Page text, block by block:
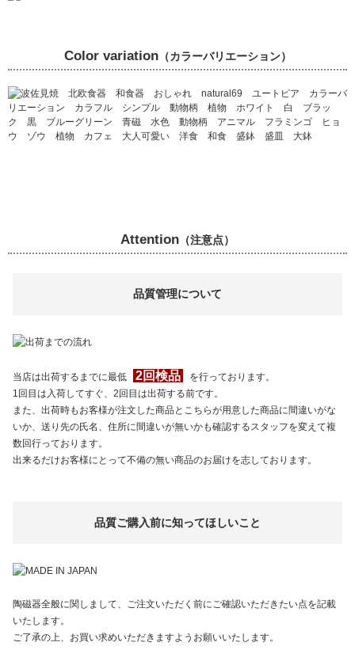
Color variation（カラーバリエーション）
Attention （注意点）
品質管理について
当店は出荷するまでに最低 2回検品
を行っております。
1回目は入荷してすぐ、2回目は出荷する前です。
また、出荷時もお客様が注文した商品とこちらが用意した商品に間違いがな
いか、送り先の氏名、住所に間違いが無いかも確認するスタッフを変えて複
数回行っております。
出来るだけお客様にとって不備の無い商品のお届けを志しております。
品質ご購入前に知ってほしいこと
陶磁器全般に関しまして、ご注文いただく前にご確認いただきたい点を記載
いたします。
ご了承の上、お買い求めいただきますようお願いいたします。